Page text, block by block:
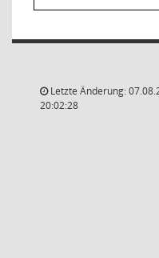
Letzte Änderung:
20:02:28